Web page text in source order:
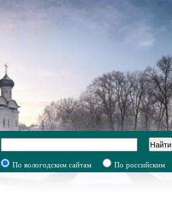
Найти
По вологодским сайтам
По российским
сайтам